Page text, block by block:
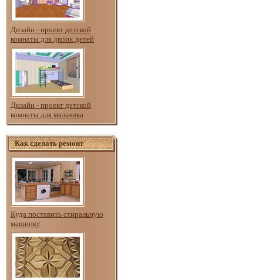
Дизайн - проект детской
комнаты для двоих детей
Дизайн - проект детской
комнаты для мальчика
Как сделать ремонт
Куда поставить стиральную
машинку